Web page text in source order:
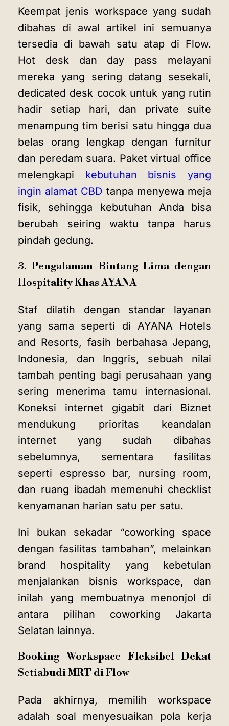
Keempat jenis workspace yang sudah
dibahas di awal artikel ini semuanya
tersedia di bawah satu atap di Flow.
Hot desk dan day pass melayani
mereka yang sering datang sesekali,
dedicated desk cocok untuk yang rutin
hadir setiap hari, dan private suite
menampung tim berisi satu hingga dua
belas orang lengkap dengan furnitur
dan peredam suara. Paket virtual office
melengkapi kebutuhan bisnis yang
ingin alamat CBD tanpa menyewa meja
fisik, sehingga kebutuhan Anda bisa
berubah seiring waktu tanpa harus
pindah gedung.
3. Pengalaman Bintang Lima dengan
Hospitality Khas AYANA
Staf dilatih dengan standar layanan
yang sama seperti di AYANA Hotels
and Resorts, fasih berbahasa Jepang,
Indonesia, dan Inggris, sebuah nilai
tambah penting bagi perusahaan yang
sering menerima tamu internasional.
Koneksi internet gigabit dari Biznet
mendukung prioritas keandalan
internet yang sudah dibahas
sebelumnya, sementara fasilitas
seperti espresso bar, nursing room,
dan ruang ibadah memenuhi checklist
kenyamanan harian satu per satu.
Ini bukan sekadar “coworking space
dengan fasilitas tambahan”, melainkan
brand hospitality yang kebetulan
menjalankan bisnis workspace, dan
inilah yang membuatnya menonjol di
antara pilihan coworking Jakarta
Selatan lainnya.
Booking Workspace Fleksibel Dekat
Setiabudi MRT di Flow
Pada akhirnya, memilih workspace
adalah soal menyesuaikan pola kerja